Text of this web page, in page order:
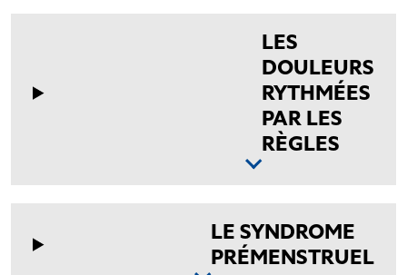
LES
DOULEURS
RYTHMÉES
PAR LES
RÈGLES
LE SYNDROME
PRÉMENSTRUEL